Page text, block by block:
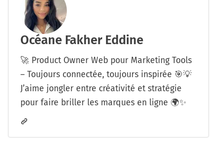
Océane Fakher Eddine
🚀 Product Owner Web pour Marketing Tools
– Toujours connectée, toujours inspirée 🎯💡
J’aime jongler entre créativité et stratégie
pour faire briller les marques en ligne 🌍✨